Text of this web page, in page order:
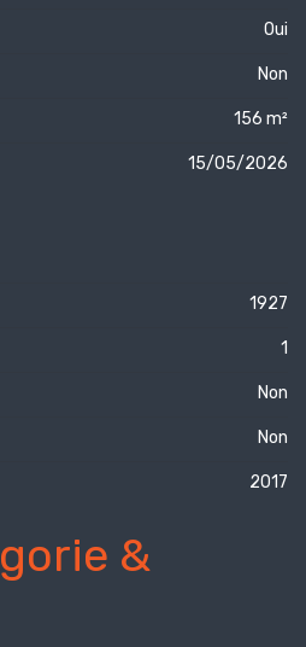
Oui
Non
156 m²
15/05/2026
1927
1
Non
Non
2017
&